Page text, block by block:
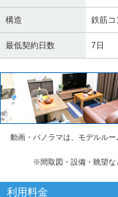
構造 鉄筋コ
最低契約日数 7日
動画・パノラマは、モデルル
※間取図・設備・眺望な
利用料金